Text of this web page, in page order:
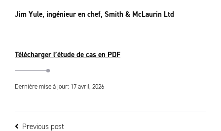
Jim Yule, ingénieur en chef, Smith & McLaurin Ltd
Télécharger l’étude de cas en PDF
Dernière mise à jour: 17 avril, 2026
Previous post